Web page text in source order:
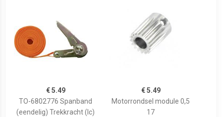
€ 5.49
TO-6802776 Spanband
(eendelig) Trekkracht (lc)
€ 5.49
Motorrondsel module 0,5
17